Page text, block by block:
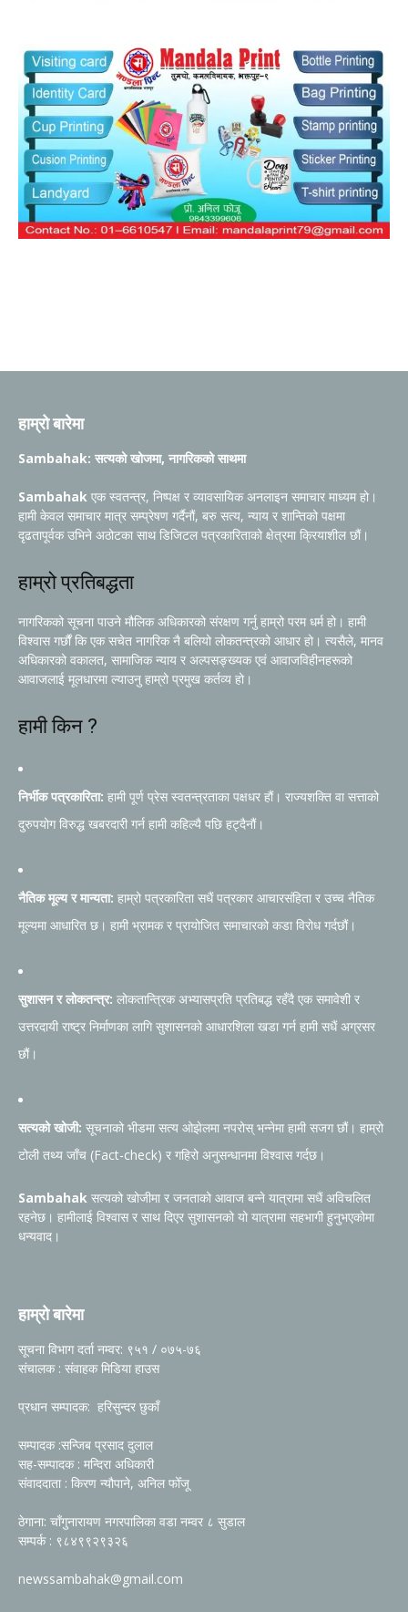
हाम्रो बारेमा
Sambahak: सत्यको खोजमा, नागरिकको साथमा
Sambahak एक स्वतन्त्र, निष्पक्ष र व्यावसायिक अनलाइन समाचार माध्यम हो।
हामी केवल समाचार मात्र सम्प्रेषण गर्दैनौं, बरु सत्य, न्याय र शान्तिको पक्षमा
दृढतापूर्वक उभिने अठोटका साथ डिजिटल पत्रकारिताको क्षेत्रमा क्रियाशील छौं।
हाम्रो प्रतिबद्धता
नागरिकको सूचना पाउने मौलिक अधिकारको संरक्षण गर्नु हाम्रो परम धर्म हो। हामी
विश्वास गर्छौं कि एक सचेत नागरिक नै बलियो लोकतन्त्रको आधार हो। त्यसैले, मानव
अधिकारको वकालत, सामाजिक न्याय र अल्पसङ्ख्यक एवं आवाजविहीनहरूको
आवाजलाई मूलधारमा ल्याउनु हाम्रो प्रमुख कर्तव्य हो।
हामी किन ?
निर्भीक पत्रकारिता: हामी पूर्ण प्रेस स्वतन्त्रताका पक्षधर हौं। राज्यशक्ति वा सत्ताको
दुरुपयोग विरुद्ध खबरदारी गर्न हामी कहिल्यै पछि हट्दैनौं।
नैतिक मूल्य र मान्यता: हाम्रो पत्रकारिता सधैं पत्रकार आचारसंहिता र उच्च नैतिक
मूल्यमा आधारित छ। हामी भ्रामक र प्रायोजित समाचारको कडा विरोध गर्दछौं।
सुशासन र लोकतन्त्र: लोकतान्त्रिक अभ्यासप्रति प्रतिबद्ध रहँदै एक समावेशी र
उत्तरदायी राष्ट्र निर्माणका लागि सुशासनको आधारशिला खडा गर्न हामी सधैं अग्रसर
छौं।
सत्यको खोजी: सूचनाको भीडमा सत्य ओझेलमा नपरोस् भन्नेमा हामी सजग छौं। हाम्रो
टोली तथ्य जाँच (Fact-check) र गहिरो अनुसन्धानमा विश्वास गर्दछ।
Sambahak सत्यको खोजीमा र जनताको आवाज बन्ने यात्रामा सधैं अविचलित
रहनेछ। हामीलाई विश्वास र साथ दिएर सुशासनको यो यात्रामा सहभागी हुनुभएकोमा
धन्यवाद।
हाम्रो बारेमा
सूचना विभाग दर्ता नम्वर: ९५१ / ०७५-७६
संचालक : संवाहक मिडिया हाउस
प्रधान सम्पादक: हरिसुन्दर छुकाँ
सम्पादक :सन्जिब प्रसाद दुलाल
सह-सम्पादक : मन्दिरा अधिकारी
संवाददाता : किरण न्यौपाने, अनिल फोँजू
ठेगाना: चाँगुनारायण नगरपालिका वडा नम्वर ८ सुडाल
सम्पर्क : ९८४९९२९३२६
newssambahak@gmail.com